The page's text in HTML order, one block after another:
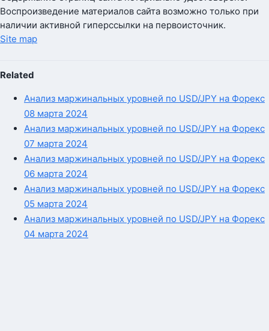
Воспроизведение материалов сайта возможно только при
наличии активной гиперссылки на первоисточник.
Site map
Related
Анализ маржинальных уровней по USD/JPY на Форекс
08 марта 2024
Анализ маржинальных уровней по USD/JPY на Форекс
07 марта 2024
Анализ маржинальных уровней по USD/JPY на Форекс
06 марта 2024
Анализ маржинальных уровней по USD/JPY на Форекс
05 марта 2024
Анализ маржинальных уровней по USD/JPY на Форекс
04 марта 2024